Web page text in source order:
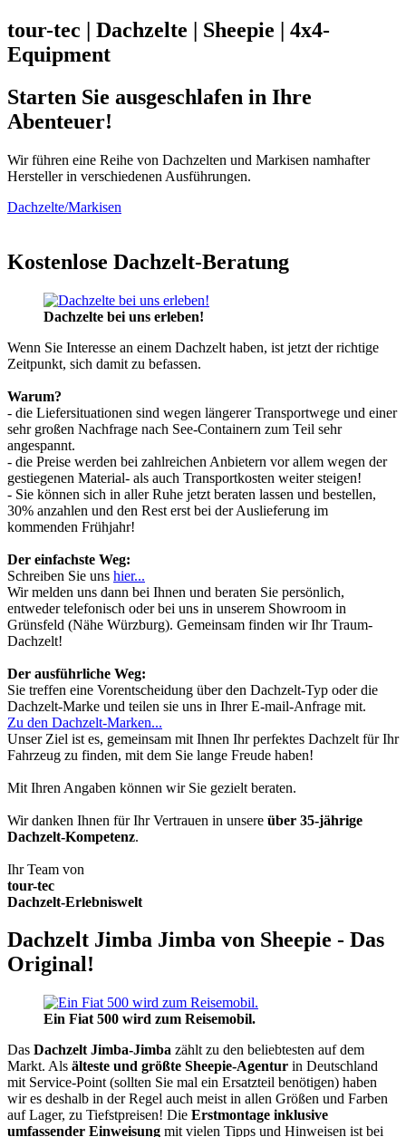
tour-tec | Dachzelte | Sheepie | 4x4-
Equipment
Starten Sie ausgeschlafen in Ihre
Abenteuer!
Wir führen eine Reihe von Dachzelten und Markisen namhafter
Hersteller in verschiedenen Ausführungen.
Dachzelte/Markisen
Kostenlose Dachzelt-Beratung
Dachzelte bei uns erleben!
Wenn Sie Interesse an einem Dachzelt haben, ist jetzt der richtige
Zeitpunkt, sich damit zu befassen.
Warum?
- die Liefersituationen sind wegen längerer Transportwege und einer
sehr großen Nachfrage nach See-Containern zum Teil sehr
angespannt.
- die Preise werden bei zahlreichen Anbietern vor allem wegen der
gestiegenen Material- als auch Transportkosten weiter steigen!
- Sie können sich in aller Ruhe jetzt beraten lassen und bestellen,
30% anzahlen und den Rest erst bei der Auslieferung im
kommenden Frühjahr!
Der einfachste Weg:
Schreiben Sie uns hier...
Wir melden uns dann bei Ihnen und beraten Sie persönlich,
entweder telefonisch oder bei uns in unserem Showroom in
Grünsfeld (Nähe Würzburg). Gemeinsam finden wir Ihr Traum-
Dachzelt!
Der ausführliche Weg:
Sie treffen eine Vorentscheidung über den Dachzelt-Typ oder die
Dachzelt-Marke und teilen sie uns in Ihrer E-mail-Anfrage mit.
Zu den Dachzelt-Marken...
Unser Ziel ist es, gemeinsam mit Ihnen Ihr perfektes Dachzelt für Ihr
Fahrzeug zu finden, mit dem Sie lange Freude haben!
Mit Ihren Angaben können wir Sie gezielt beraten.
Wir danken Ihnen für Ihr Vertrauen in unsere über 35-jährige
Dachzelt-Kompetenz.
Ihr Team von
tour-tec
Dachzelt-Erlebniswelt
Dachzelt Jimba Jimba von Sheepie - Das
Original!
Ein Fiat 500 wird zum Reisemobil.
Das Dachzelt Jimba-Jimba zählt zu den beliebtesten auf dem
Markt. Als älteste und größte Sheepie-Agentur in Deutschland
mit Service-Point (sollten Sie mal ein Ersatzteil benötigen) haben
wir es deshalb in der Regel auch meist in allen Größen und Farben
auf Lager, zu Tiefstpreisen! Die Erstmontage inklusive
umfassender Einweisung mit vielen Tipps und Hinweisen ist bei